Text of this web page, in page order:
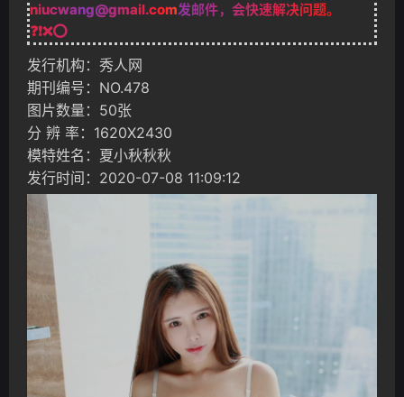
niucwang@gmail.com发邮件，会快速解决问题。
❓❗❌⭕
发行机构：秀人网
期刊编号：NO.478
图片数量：50张
分 辨 率：1620X2430
模特姓名：夏小秋秋秋
发行时间：2020-07-08 11:09:12